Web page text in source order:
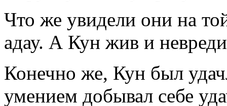
Что же увидели они на
адау. А Кун жив и
Конечно же, Кун был
умением добывал себе